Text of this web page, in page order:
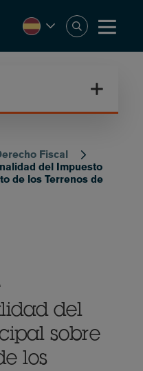
Fiscal
del Impuesto
de los Terrenos de
del
sobre
los